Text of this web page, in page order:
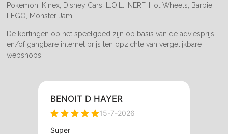
Pokemon, K'nex, Disney Cars, L.O.L., NERF, Hot Wheels, Barbie,
LEGO, Monster Jam...
De kortingen op het speelgoed zijn op basis van de adviesprijs
en/of gangbare internet prijs ten opzichte van vergelijkbare
webshops.